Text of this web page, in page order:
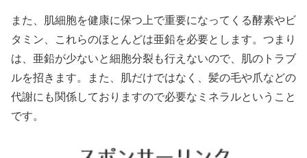
また、肌細胞を健康に保つ上で重要になってくる酵素やビ
タミン、これらのほとんどは亜鉛を必要とします。つまり
は、亜鉛が少ないと細胞分裂も行えないので、肌のトラブ
ルを招きます。また、肌だけではなく、髪の毛や爪などの
代謝にも関係しておりますので必要なミネラルということ
です。